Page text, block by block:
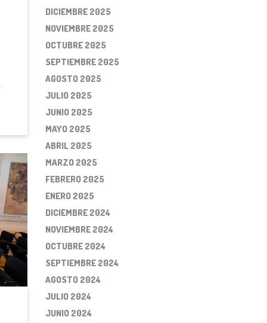
DICIEMBRE 2025
NOVIEMBRE 2025
OCTUBRE 2025
SEPTIEMBRE 2025
AGOSTO 2025
JULIO 2025
JUNIO 2025
MAYO 2025
ABRIL 2025
MARZO 2025
FEBRERO 2025
ENERO 2025
DICIEMBRE 2024
NOVIEMBRE 2024
OCTUBRE 2024
SEPTIEMBRE 2024
AGOSTO 2024
JULIO 2024
JUNIO 2024